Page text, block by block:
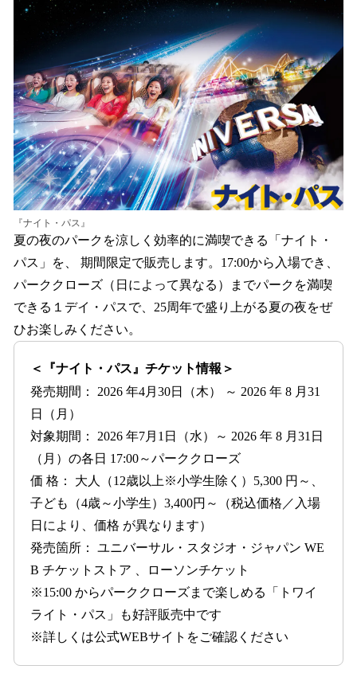
『ナイト・パス』
夏の夜のパークを涼しく効率的に満喫できる「ナイト・
パス」を、 期間限定で販売します。17:00から入場でき、
パーククローズ（日によって異なる）までパークを満喫
できる１デイ・パスで、25周年で盛り上がる夏の夜をぜ
ひお楽しみください。
＜『ナイト・パス』チケット情報＞
発売期間： 2026 年4月30日（木） ～ 2026 年 8 月31
日（月）
対象期間： 2026 年7月1日（水）～ 2026 年 8 月31日
（月）の各日 17:00～パーククローズ
価 格： 大人（12歳以上※小学生除く）5,300 円～、
子ども（4歳～小学生）3,400円～（税込価格／入場
日により、価格 が異なります）
発売箇所： ユニバーサル・スタジオ・ジャパン WE
B チケットストア 、ローソンチケット
※15:00 からパーククローズまで楽しめる「トワイ
ライト・パス」も好評販売中です
※詳しくは公式WEBサイトをご確認ください